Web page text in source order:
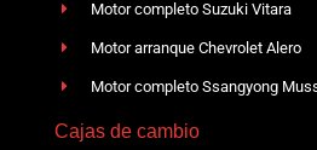
Motor completo Suzuki Vitara
Motor arranque Chevrolet Alero
Motor completo Ssangyong
Cajas de cambio